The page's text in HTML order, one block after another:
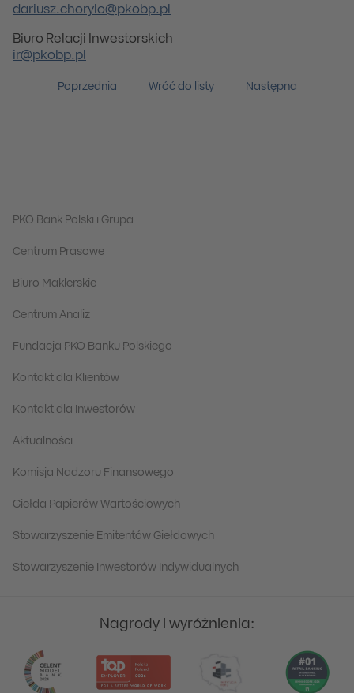
dariusz.chorylo@pkobp.pl
Biuro Relacji Inwestorskich
ir@pkobp.pl
Poprzednia Wróć do listy Następna
PKO Bank Polski i Grupa
Centrum Prasowe
Biuro Maklerskie
Centrum Analiz
Fundacja PKO Banku Polskiego
Kontakt dla Klientów
Kontakt dla Inwestorów
Aktualności
Komisja Nadzoru Finansowego
Giełda Papierów Wartościowych
Stowarzyszenie Emitentów Giełdowych
Stowarzyszenie Inwestorów Indywidualnych
Nagrody i wyróżnienia: